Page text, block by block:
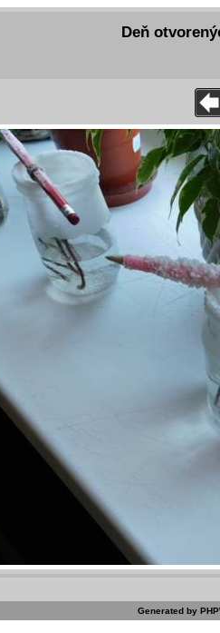
Deň
Generated by